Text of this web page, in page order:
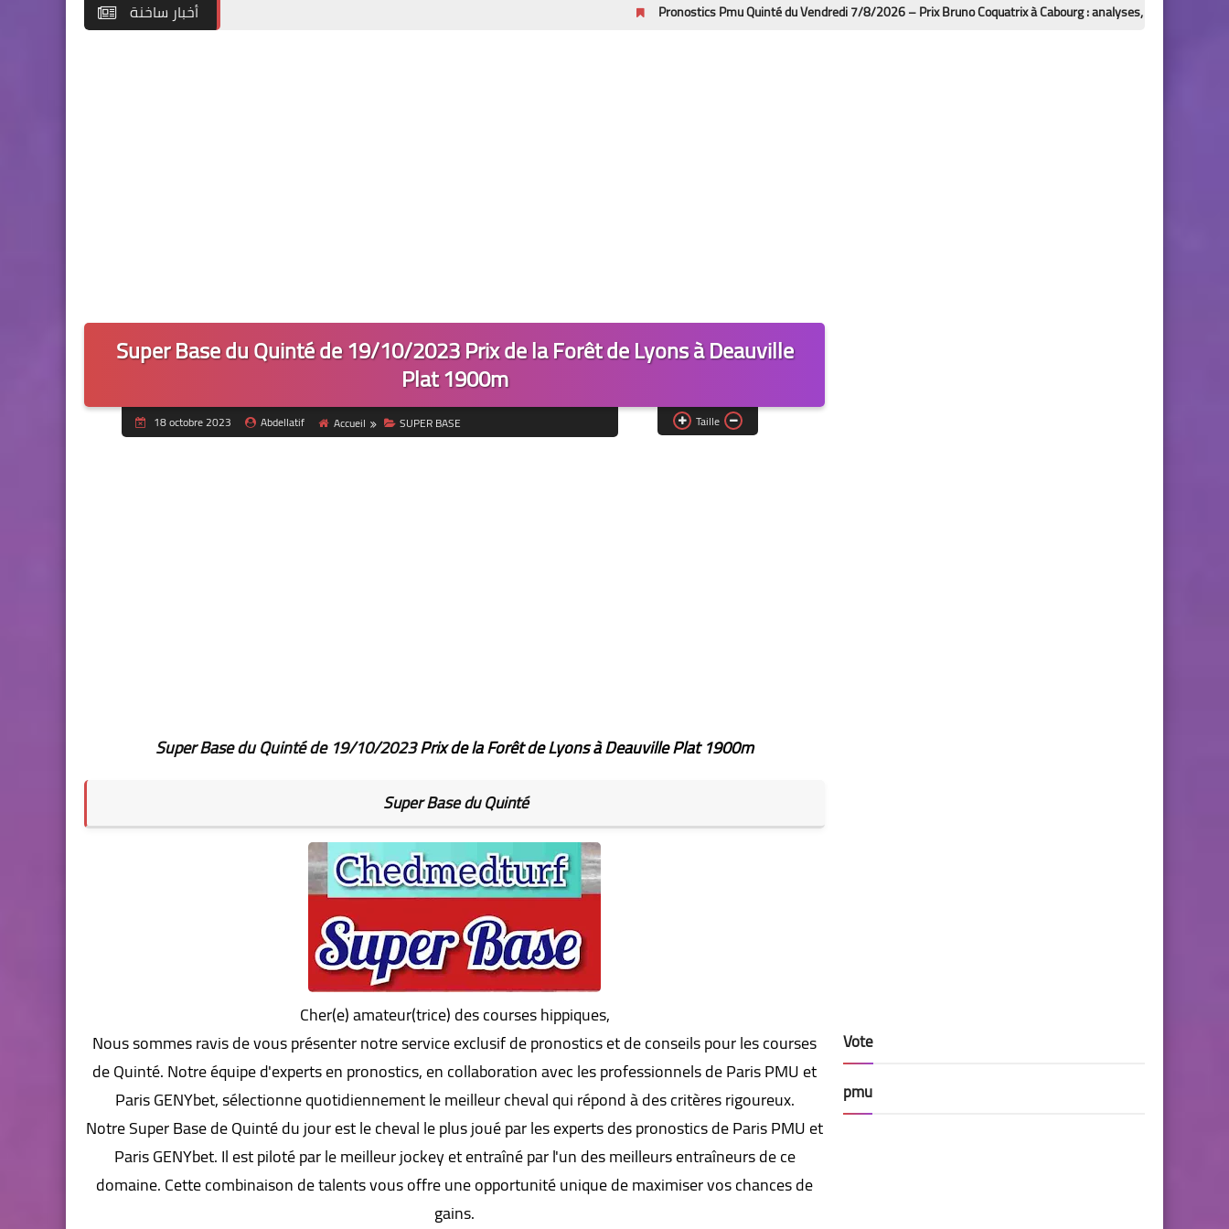
أخبار ساخنة Pronostics Pmu Quinté du Vendredi 7/8/2026 – Prix Bruno Coquatrix à Cabourg : analyses, bases et outsiders
Super Base du Quinté de 19/10/2023 Prix de la Forêt de Lyons à Deauville
Plat 1900m
18 octobre 2023 Abdellatif Accueil SUPER BASE Taille
Super Base du Quintéde 19/10/2023Prix de la Forêt de Lyons à Deauville Plat 1900m
Super Base du Quinté
Cher(e) amateur(trice) des courses hippiques,
Nous sommes ravis de vous présenter notre service exclusif de pronostics et de conseils pour les courses
de Quinté. Notre équipe d'experts en pronostics, en collaboration avec les professionnels de Paris PMU et
Paris GENYbet, sélectionne quotidiennement le meilleur cheval qui répond à des critères rigoureux.
Notre Super Base de Quinté du jour est le cheval le plus joué par les experts des pronostics de Paris PMU et
Paris GENYbet. Il est piloté par le meilleur jockey et entraîné par l'un des meilleurs entraîneurs de ce
domaine. Cette combinaison de talents vous offre une opportunité unique de maximiser vos chances de
gains.
Vote
pmu